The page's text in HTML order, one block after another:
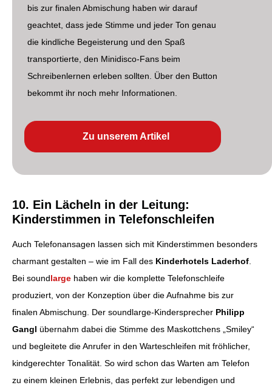
bis zur finalen Abmischung haben wir darauf
geachtet, dass jede Stimme und jeder Ton genau
die kindliche Begeisterung und den Spaß
transportierte, den Minidisco-Fans beim
Schreibenlernen erleben sollten. Über den Button
bekommt ihr noch mehr Informationen.
Zu unserem Artikel
10. Ein Lächeln in der Leitung:
Kinderstimmen in Telefonschleifen
Auch Telefonansagen lassen sich mit Kinderstimmen besonders
charmant gestalten – wie im Fall des Kinderhotels Laderhof
Bei soundlarge haben wir die komplette Telefonschleife
produziert, von der Konzeption über die Aufnahme bis zur
finalen Abmischung. Der soundlarge-Kindersprecher Philipp
Gangl übernahm dabei die Stimme des Maskottchens „Smiley“
und begleitete die Anrufer in den Warteschleifen mit fröhlicher,
kindgerechter Tonalität. So wird schon das Warten am Telefon
zu einem kleinen Erlebnis, das perfekt zur lebendigen und